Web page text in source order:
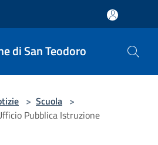
di San Teodoro
> Scuola >
Pubblica Istruzione